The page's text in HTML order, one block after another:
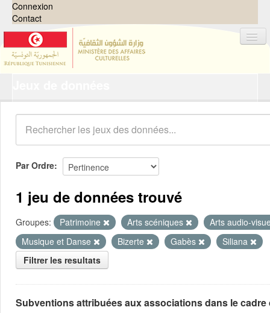
Connexion
Contact
Organisations
Groupes
Demandes 0
À propos
Par Ordre
1 jeu de données trouvé
Groupes: Patrimoine Arts scéniques
Arts audio-
Musique et Danse
Bizerte Gabès
Siliana
Filtrer les resultats
Subventions attribuées aux associations dans le